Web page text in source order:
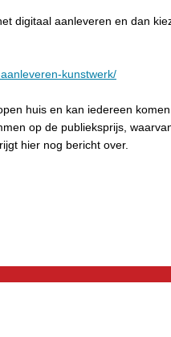
digitaal aanleveren en dan
kunstwerk/
huis en kan iedereen
op de publieksprijs,
hier nog bericht over.